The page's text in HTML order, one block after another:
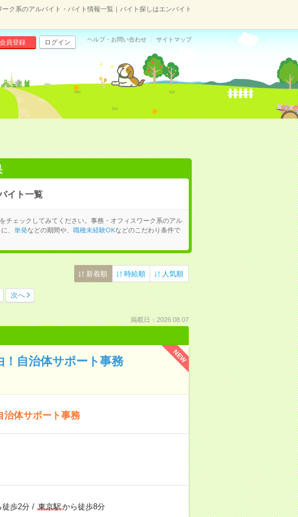
ーク系のアルバイト・バイト情報一覧｜バイト探しはエンバイト
会員登録 ログイン ヘルプ・お問い合わせ サイトマップ
イト一覧
チェックしてみてください。事務・オフィスワーク系のアル
、 単発などの期間や、 職種未経験OKなどのこだわり条件で
新着順 時給順 人気順
次へ
掲載日：2026.08.07
NEW
自治体サポート事務
治体サポート事務
徒歩2分/ 東京駅から徒歩8分